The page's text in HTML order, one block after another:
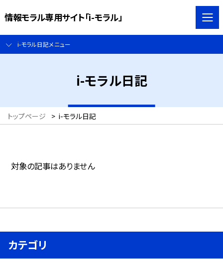
情報モラル専用サイト「i-モラル」
i-モラル日記メニュー
i-モラル日記
トップページ > i-モラル日記
対象の記事はありません
カテゴリ